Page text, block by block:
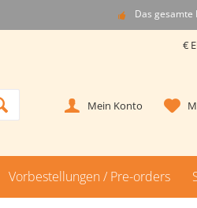
Das gesamte
Mein Konto
Vorbestellungen / Pre-orders